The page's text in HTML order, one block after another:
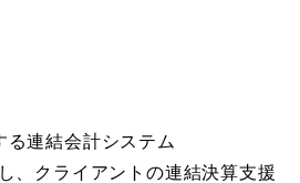
る連結会計システム
、クライアントの連結決算支援